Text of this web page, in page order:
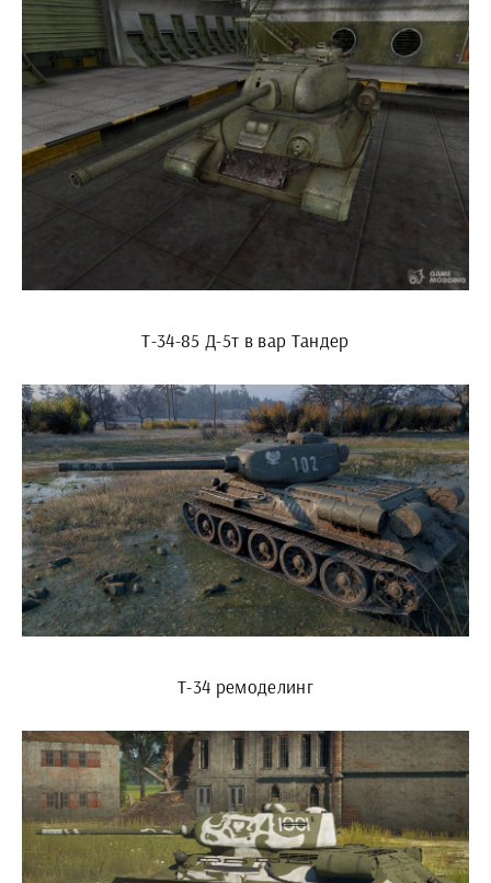
Т-34-85 Д-5т в вар Тандер
Т-34 ремоделинг